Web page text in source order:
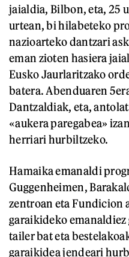
jaialdia, Bilbon, eta, 25
urtean, bi hilabeteko
nazioarteko dantzari
eman zioten hasiera
Eusko Jaurlaritzako
batera. Abenduaren
Dantzaldiak, eta,
«aukera paregabea»
herriari hurbiltzeko.
Hamaika emanaldi
Guggenheimen,
zentroan eta Fundicion
garaikideko emanaldiez
tailer bat eta
garaikidea jendeari